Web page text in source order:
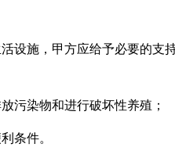
设施，甲方应给予必要的支
污染物和进行破坏性养殖；
条件。